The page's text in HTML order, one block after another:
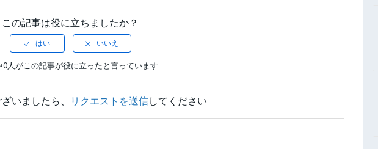
この記事は役に立ちましたか？
0人がこの記事が役に立ったと言っています
いましたら、 リクエストを送信してください